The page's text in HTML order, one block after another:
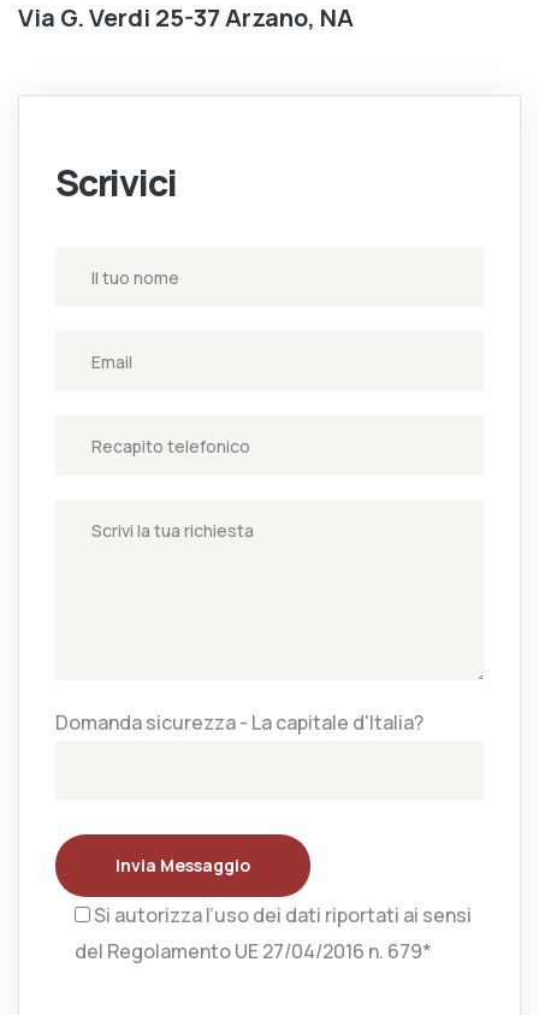
Via G. Verdi 25-37 Arzano, NA
Scrivici
Domanda sicurezza - La capitale d'Italia?
Invia Messaggio
Si autorizza l’uso dei dati riportati ai sensi
del Regolamento UE 27/04/2016 n. 679*